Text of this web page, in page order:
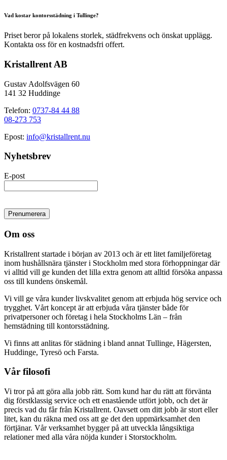
Vad kostar kontorsstädning i Tullinge?
Priset beror på lokalens storlek, städfrekvens och önskat upplägg.
Kontakta oss för en kostnadsfri offert.
Kristallrent AB
Gustav Adolfsvägen 60
141 32 Huddinge
Telefon: 0737-84 44 88
08-273 753
Epost: info@kristallrent.nu
Nyhetsbrev
E-post
Om oss
Kristallrent startade i början av 2013 och är ett litet familjeföretag
inom hushållsnära tjänster i Stockholm med stora förhoppningar där
vi alltid vill ge kunden det lilla extra genom att alltid försöka anpassa
oss till kundens önskemål.
Vi vill ge våra kunder livskvalitet genom att erbjuda hög service och
trygghet. Vårt koncept är att erbjuda våra tjänster både för
privatpersoner och företag i hela Stockholms Län – från
hemstädning till kontorsstädning.
Vi finns att anlitas för städning i bland annat Tullinge, Hägersten,
Huddinge, Tyresö och Farsta.
Vår filosofi
Vi tror på att göra alla jobb rätt. Som kund har du rätt att förvänta
dig förstklassig service och ett enastående utfört jobb, och det är
precis vad du får från Kristallrent. Oavsett om ditt jobb är stort eller
litet, kan du räkna med oss att ge det den uppmärksamhet den
förtjänar. Vår verksamhet bygger på att utveckla långsiktiga
relationer med alla våra nöjda kunder i Storstockholm.